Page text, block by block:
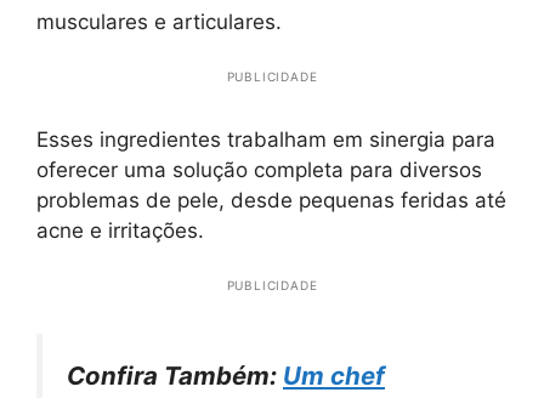
musculares e articulares.
PUBLICIDADE
Esses ingredientes trabalham em sinergia para
oferecer uma solução completa para diversos
problemas de pele, desde pequenas feridas até
acne e irritações.
PUBLICIDADE
Confira Também: Um chef